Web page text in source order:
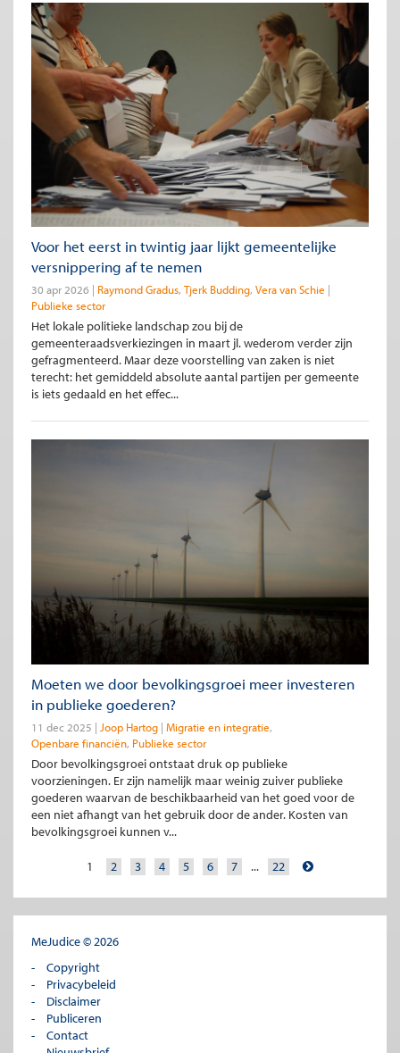
Voor het eerst in twintig jaar lijkt gemeentelijke
versnippering af te nemen
30 apr 2026 Raymond Gradus Tjerk Budding Vera van Schie
Publieke sector
Het lokale politieke landschap zou bij de
gemeenteraadsverkiezingen in maart jl. wederom verder zijn
gefragmenteerd. Maar deze voorstelling van zaken is niet
terecht: het gemiddeld absolute aantal partijen per gemeente
is iets gedaald en het effec...
Moeten we door bevolkingsgroei meer investeren
in publieke goederen?
11 dec 2025 Joop Hartog Migratie en integratie
Openbare financiën Publieke sector
Door bevolkingsgroei ontstaat druk op publieke
voorzieningen. Er zijn namelijk maar weinig zuiver publieke
goederen waarvan de beschikbaarheid van het goed voor de
een niet afhangt van het gebruik door de ander. Kosten van
bevolkingsgroei kunnen v...
1 2 3 4 5 6 7 ... 22
MeJudice © 2026
Copyright
Privacybeleid
Disclaimer
Publiceren
Contact